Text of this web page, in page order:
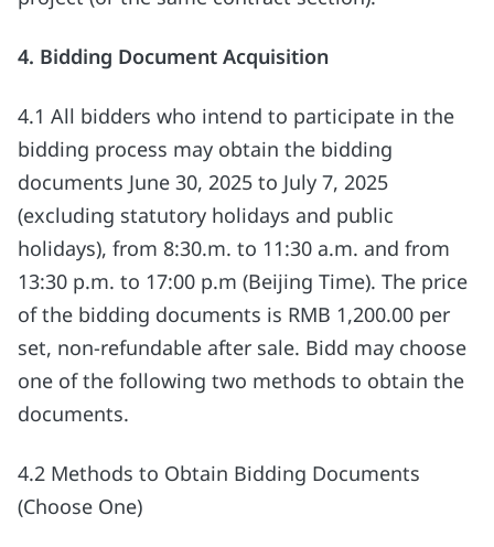
4. Bidding Document Acquisition
4.1 All bidders who intend to participate in the
bidding process may obtain the bidding
documents June 30, 2025 to July 7, 2025
(excluding statutory holidays and public
holidays), from 8:30.m. to 11:30 a.m. and from
13:30 p.m. to 17:00 p.m (Beijing Time). The price
of the bidding documents is RMB 1,200.00 per
set, non-refundable after sale. Bidd may choose
one of the following two methods to obtain the
documents.
4.2 Methods to Obtain Bidding Documents
(Choose One)